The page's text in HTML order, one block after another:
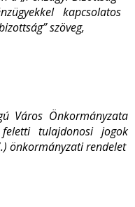
kapcsolatos
szöveg,
Város Önkormányzata
tulajdonosi jogok
önkormányzati rendelet